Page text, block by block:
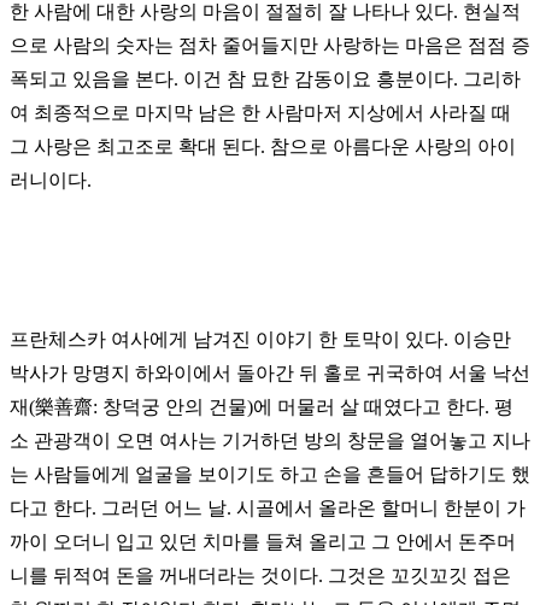
한 사람에 대한 사랑의 마음이 절절히 잘 나타나 있다. 현실적
으로 사람의 숫자는 점차 줄어들지만 사랑하는 마음은 점점 증
폭되고 있음을 본다. 이건 참 묘한 감동이요 흥분이다. 그리하
여 최종적으로 마지막 남은 한 사람마저 지상에서 사라질 때
그 사랑은 최고조로 확대 된다. 참으로 아름다운 사랑의 아이
러니이다.
프란체스카 여사에게 남겨진 이야기 한 토막이 있다. 이승만
박사가 망명지 하와이에서 돌아간 뒤 홀로 귀국하여 서울 낙선
재(樂善齋: 창덕궁 안의 건물)에 머물러 살 때였다고 한다. 평
소 관광객이 오면 여사는 기거하던 방의 창문을 열어놓고 지나
는 사람들에게 얼굴을 보이기도 하고 손을 흔들어 답하기도 했
다고 한다. 그러던 어느 날. 시골에서 올라온 할머니 한분이 가
까이 오더니 입고 있던 치마를 들쳐 올리고 그 안에서 돈주머
니를 뒤적여 돈을 꺼내더라는 것이다. 그것은 꼬깃꼬깃 접은